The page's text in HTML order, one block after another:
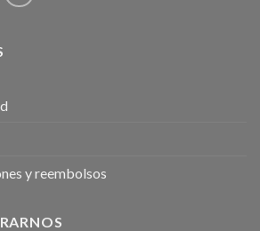
y reembolsos